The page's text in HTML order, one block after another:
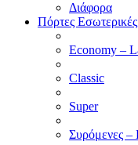
Διάφορα
Πόρτες Εσωτερικές
Economy –
Classic
Super
Συρόμενες –